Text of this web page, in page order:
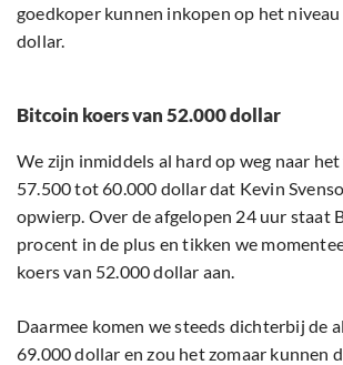
goedkoper kunnen inkopen op het
dollar.
Bitcoin koers van 52.000 dollar
We zijn inmiddels al hard op weg naar
57.500 tot 60.000 dollar dat Kevin
opwierp. Over de afgelopen 24 uur staat
procent in de plus en tikken we
koers van 52.000 dollar aan.
Daarmee komen we steeds dichterbij de
69.000 dollar en zou het zomaar kunnen